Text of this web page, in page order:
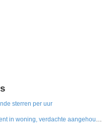
sterren per uur
Vrouw overleden na schietincident in woning, verdachte aangehouden